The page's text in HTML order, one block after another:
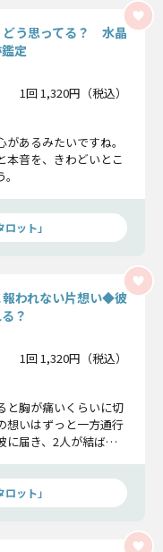
どう思ってる？ 水晶
定
1回 1,320円（税込）
あるみたいですね。
本音を、きわどいとこ
ット」
われない片想い◆彼
？
1回 1,320円（税込）
と胸が痛いくらいに切
いはずっと一方通行
届き、2人が結ばれ
ット」